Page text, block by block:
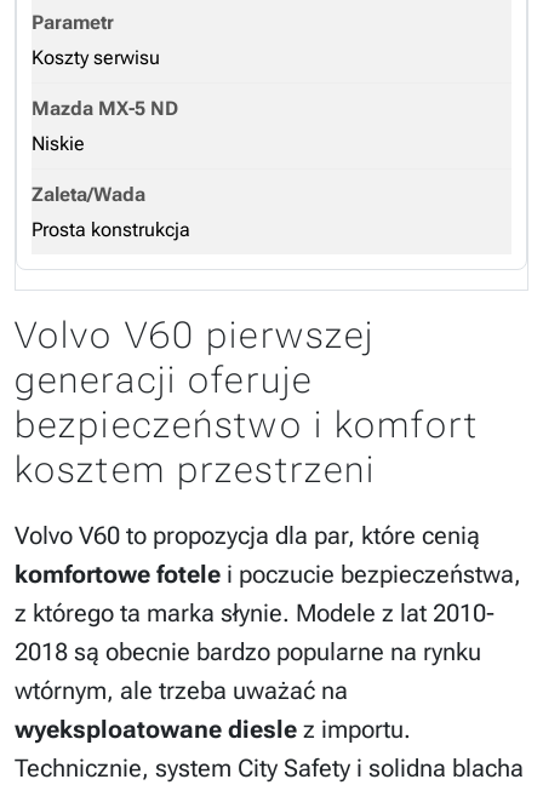
Koszty serwisu
Niskie
Prosta konstrukcja
Volvo V60 pierwszej
generacji oferuje
bezpieczeństwo i komfort
kosztem przestrzeni
Volvo V60 to propozycja dla par, które cenią
komfortowe fotele i poczucie bezpieczeństwa,
z którego ta marka słynie. Modele z lat 2010-
2018 są obecnie bardzo popularne na rynku
wtórnym, ale trzeba uważać na
wyeksploatowane diesle z importu.
Technicznie, system City Safety i solidna blacha